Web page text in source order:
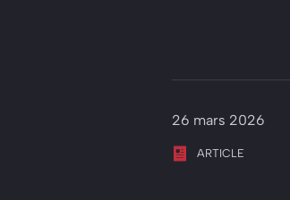
26 mars 2026
ARTICLE